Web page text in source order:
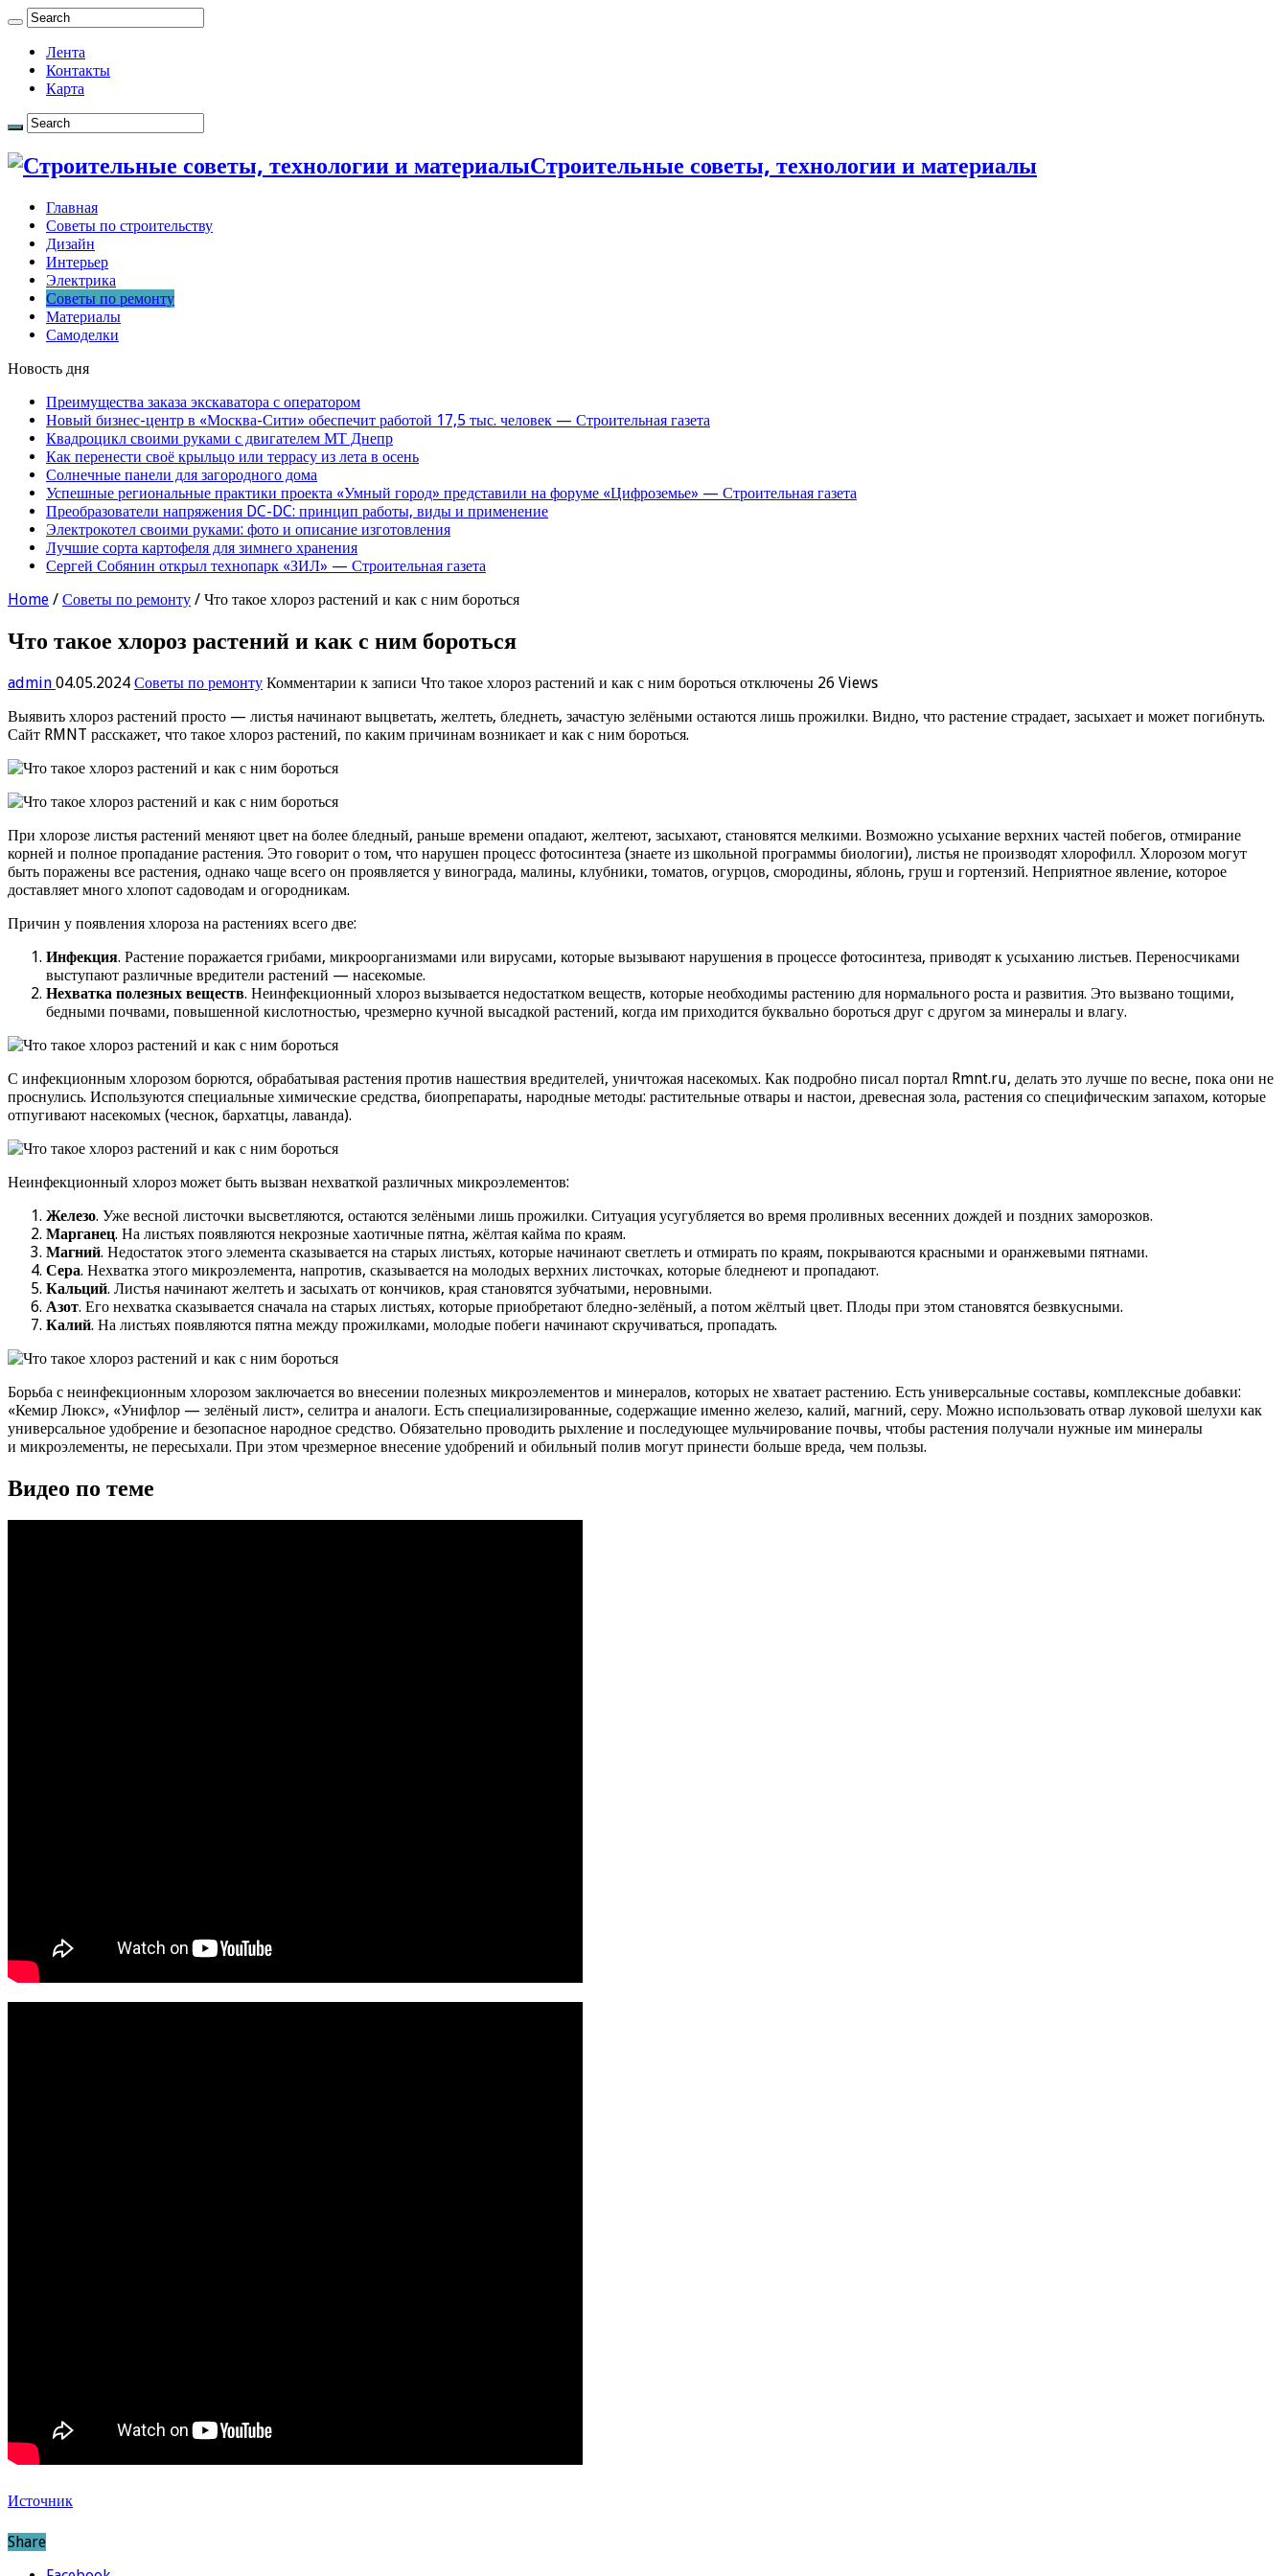
Лента
Контакты
Карта
Строительные советы, технологии и материалы
Главная
Советы по строительству
Дизайн
Интерьер
Электрика
Советы по ремонту
Материалы
Самоделки
Новость дня
Преимущества заказа экскаватора с оператором
Новый бизнес-центр в «Москва-Сити» обеспечит работой 17,5 тыс. человек — Строительная газета
Квадроцикл своими руками с двигателем МТ Днепр
Как перенести своё крыльцо или террасу из лета в осень
Солнечные панели для загородного дома
Успешные региональные практики проекта «Умный город» представили на форуме «Цифроземье» — Строительная газета
Преобразователи напряжения DC-DC: принцип работы, виды и применение
Электрокотел своими руками: фото и описание изготовления
Лучшие сорта картофеля для зимнего хранения
Сергей Собянин открыл технопарк «ЗИЛ» — Строительная газета
Home / Советы по ремонту / Что такое хлороз растений и как с ним бороться
Что такое хлороз растений и как с ним бороться
admin 04.05.2024 Советы по ремонту Комментарии к записи Что такое хлороз растений и как с ним бороться отключены 26 Views
Выявить хлороз растений просто — листья начинают выцветать, желтеть, бледнеть, зачастую зелёными остаются лишь прожилки. Видно, что растение страдает, засыхает и может погибнуть.
Сайт RMNT расскажет, что такое хлороз растений, по каким причинам возникает и как с ним бороться.
При хлорозе листья растений меняют цвет на более бледный, раньше времени опадают, желтеют, засыхают, становятся мелкими. Возможно усыхание верхних частей побегов, отмирание
корней и полное пропадание растения. Это говорит о том, что нарушен процесс фотосинтеза (знаете из школьной программы биологии), листья не производят хлорофилл. Хлорозом могут
быть поражены все растения, однако чаще всего он проявляется у винограда, малины, клубники, томатов, огурцов, смородины, яблонь, груш и гортензий. Неприятное явление, которое
доставляет много хлопот садоводам и огородникам.
Причин у появления хлороза на растениях всего две:
Инфекция. Растение поражается грибами, микроорганизмами или вирусами, которые вызывают нарушения в процессе фотосинтеза, приводят к усыханию листьев. Переносчиками
выступают различные вредители растений — насекомые.
Нехватка полезных веществ. Неинфекционный хлороз вызывается недостатком веществ, которые необходимы растению для нормального роста и развития. Это вызвано тощими,
бедными почвами, повышенной кислотностью, чрезмерно кучной высадкой растений, когда им приходится буквально бороться друг с другом за минералы и влагу.
С инфекционным хлорозом борются, обрабатывая растения против нашествия вредителей, уничтожая насекомых. Как подробно писал портал Rmnt.ru, делать это лучше по весне, пока они не
проснулись. Используются специальные химические средства, биопрепараты, народные методы: растительные отвары и настои, древесная зола, растения со специфическим запахом, которые
отпугивают насекомых (чеснок, бархатцы, лаванда).
Неинфекционный хлороз может быть вызван нехваткой различных микроэлементов:
Железо. Уже весной листочки высветляются, остаются зелёными лишь прожилки. Ситуация усугубляется во время проливных весенних дождей и поздних заморозков.
Марганец. На листьях появляются некрозные хаотичные пятна, жёлтая кайма по краям.
Магний. Недостаток этого элемента сказывается на старых листьях, которые начинают светлеть и отмирать по краям, покрываются красными и оранжевыми пятнами.
Сера. Нехватка этого микроэлемента, напротив, сказывается на молодых верхних листочках, которые бледнеют и пропадают.
Кальций. Листья начинают желтеть и засыхать от кончиков, края становятся зубчатыми, неровными.
Азот. Его нехватка сказывается сначала на старых листьях, которые приобретают бледно-зелёный, а потом жёлтый цвет. Плоды при этом становятся безвкусными.
Калий. На листьях появляются пятна между прожилками, молодые побеги начинают скручиваться, пропадать.
Борьба с неинфекционным хлорозом заключается во внесении полезных микроэлементов и минералов, которых не хватает растению. Есть универсальные составы, комплексные добавки:
«Кемир Люкс», «Унифлор — зелёный лист», селитра и аналоги. Есть специализированные, содержащие именно железо, калий, магний, серу. Можно использовать отвар луковой шелухи как
универсальное удобрение и безопасное народное средство. Обязательно проводить рыхление и последующее мульчирование почвы, чтобы растения получали нужные им минералы
и микроэлементы, не пересыхали. При этом чрезмерное внесение удобрений и обильный полив могут принести больше вреда, чем пользы.
Видео по теме
Источник
Share